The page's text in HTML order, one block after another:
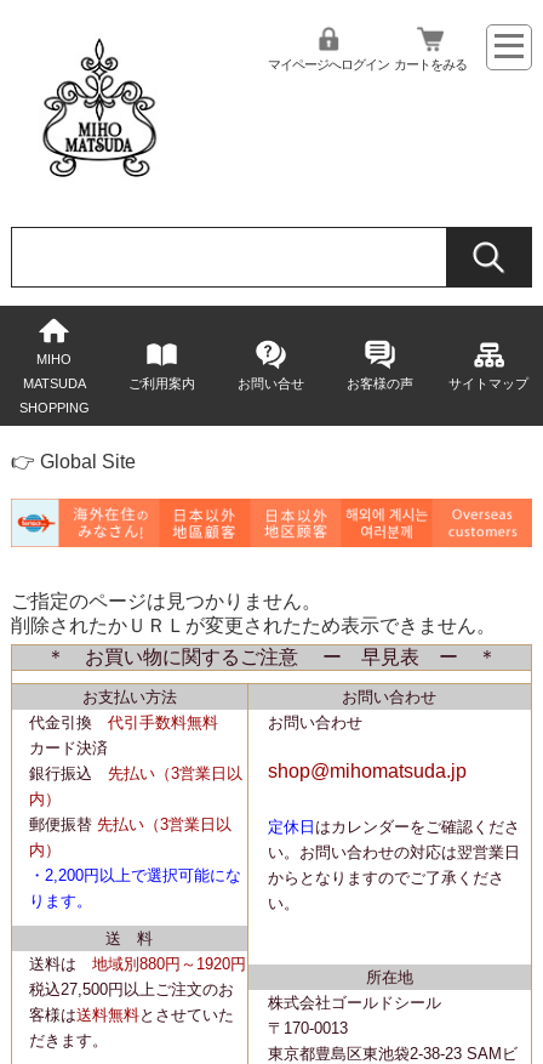
マイページへログイン カートをみる
MIHO
MATSUDA
SHOPPING
ご利用案内 お問い合せ お客様の声 サイトマップ
👉 Global Site
ご指定のページは見つかりません。
削除されたかＵＲＬが変更されたため表示できません。
＊ お買い物に関するご注意 ー 早見表 ー ＊
お支払い方法
代金引換
代引手数料無料
カード決済
銀行振込
先払い（3営業日以
内）
郵便振替 先払い（3営業日以
内）
・2,200円以上で選択可能にな
ります。
送 料
送料は 地域別880円～1920円
税込27,500円以上ご注文のお
客様は送料無料とさせていた
だきます。
お問い合わせ
お問い合わせ
shop@mihomatsuda.jp
定休日 はカレンダーをご確認くださ
い。 お問い合わせの対応は翌営業日
からとなりますのでご了承くださ
い。
所在地
株式会社ゴールドシール
〒170-0013
東京都豊島区東池袋2-38-23 SAMビ